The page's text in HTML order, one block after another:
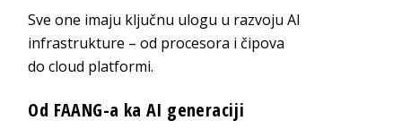
Sve one imaju ključnu ulogu u razvoju AI
infrastrukture – od procesora i čipova
do cloud platformi.
Od FAANG-a ka AI generaciji